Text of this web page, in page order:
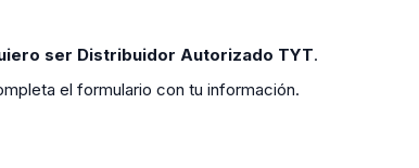
ser Distribuidor Autorizado TYT.
el formulario con tu información.